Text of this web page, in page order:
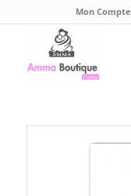
Mon Compte